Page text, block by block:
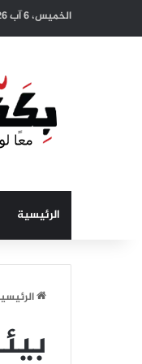
الخميس، 6 آب 2026
الرئيسية